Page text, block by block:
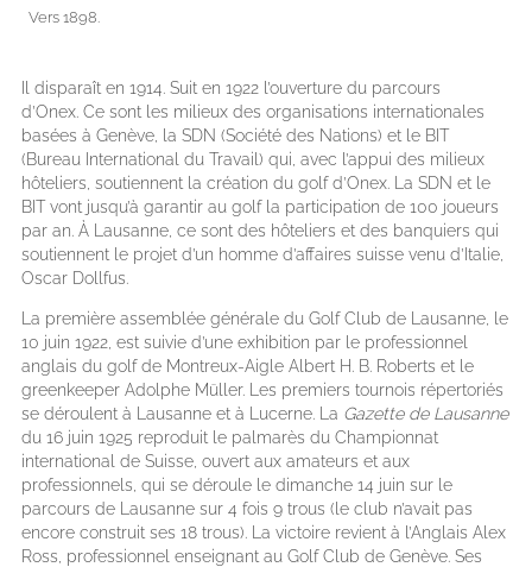
Vers 1898.
Il disparaît en 1914. Suit en 1922 l’ouverture du parcours
d’Onex. Ce sont les milieux des organisations internationales
basées à Genève, la SDN (Société des Nations) et le BIT
(Bureau International du Travail) qui, avec l’appui des milieux
hôteliers, soutiennent la création du golf d’Onex. La SDN et le
BIT vont jusqu’à garantir au golf la participation de 100 joueurs
par an. À Lausanne, ce sont des hôteliers et des banquiers qui
soutiennent le projet d’un homme d’affaires suisse venu d’Italie,
Oscar Dollfus.
La première assemblée générale du Golf Club de Lausanne, le
10 juin 1922, est suivie d’une exhibition par le professionnel
anglais du golf de Montreux-Aigle Albert H. B. Roberts et le
greenkeeper Adolphe Müller. Les premiers tournois répertoriés
se déroulent à Lausanne et à Lucerne. La Gazette de Lausanne
du 16 juin 1925 reproduit le palmarès du Championnat
international de Suisse, ouvert aux amateurs et aux
professionnels, qui se déroule le dimanche 14 juin sur le
parcours de Lausanne sur 4 fois 9 trous (le club n’avait pas
encore construit ses 18 trous). La victoire revient à l’Anglais Alex
Ross, professionnel enseignant au Golf Club de Genève. Ses